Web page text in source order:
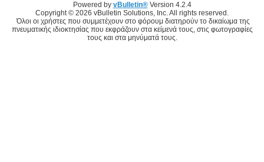
Powered by vBulletin®Version 4.2.4
Copyright © 2026 vBulletin Solutions, Inc. All rights reserved.
Όλοι οι χρήστες που συμμετέχουν στο φόρουμ διατηρούν το δικαίωμα της
πνευματικής ιδιοκτησίας που εκφράζουν στα κείμενά τους, στις φωτογραφίες
τους και στα μηνύματά τους.